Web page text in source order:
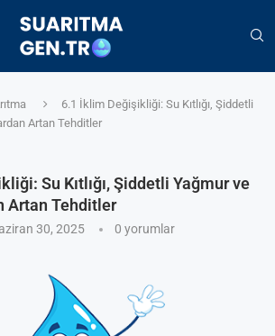
6.1 İklim Değişikliği: Su Kıtlığı, Şiddetli
Artan Tehditler
Su Kıtlığı, Şiddetli Yağmur ve
Artan Tehditler
30, 2025 0 yorumlar